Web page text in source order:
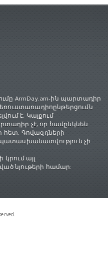
ArmDay.am-ին պարտադիր
է: Կայքում
չէ, որ համընկնեն
հետ: Գովազդների
չի
այլ
նյութերի համար: